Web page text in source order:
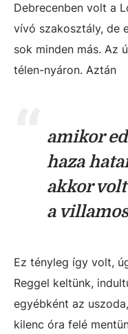
Debrecenben volt a
vívó szakosztály, de
sok minden más. Az
télen-nyáron. Aztán
amikor
haza
akkor
a
Ez tényleg így volt,
Reggel keltünk,
egyébként az
kilenc óra felé